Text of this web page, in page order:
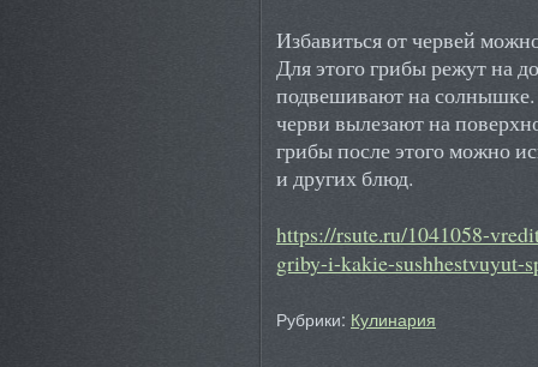
Избавиться от червей
Для этого грибы режут на
подвешивают на солнышке.
черви вылезают на
грибы после этого можно
и других блюд.
https://rsute.ru/1041058-
griby-i-kakie-sushhestvuyut-
Рубрики: Кулинария